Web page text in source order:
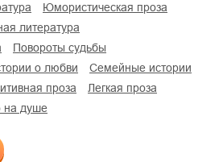
юмористическая проза
литература
повороты судьбы
о любви
семейные истории
проза
легкая проза
на душе